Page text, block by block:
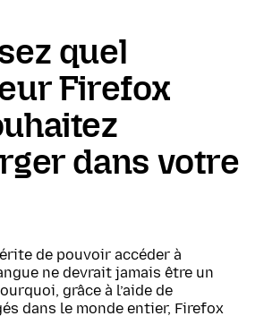
quel
Firefox
dans votre
de pouvoir accéder à
ne devrait jamais être un
grâce à l’aide de
dans le monde entier, Firefox